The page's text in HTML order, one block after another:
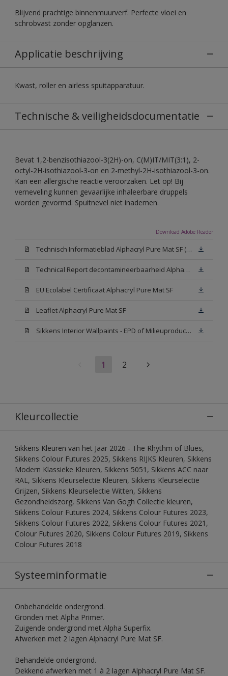
Blijvend prachtige binnenmuurverf. Perfecte vloei en
schrobvast zonder opglanzen.
Applicatie beschrijving
Kwast, roller en airless spuitapparatuur.
Technische & veiligheidsdocumentatie
Bevat 1,2-benzisothiazool-3(2H)-on, C(M)IT/MIT(3:1), 2-
octyl-2H-isothiazool-3-on en 2-methyl-2H-isothiazool-3-on.
Kan een allergische reactie veroorzaken. Let op! Bij
verneveling kunnen gevaarlijke inhaleerbare druppels
worden gevormd. Spuitnevel niet inademen.
Download Adobe Reader
Technisch Informatieblad Alphacryl Pure Mat SF (New Livery) (PDF)
Technical Report decontamineerbaarheid Alphacryl Pure Mat SF
EU Ecolabel Certificaat Alphacryl Pure Mat SF
Leaflet Alphacryl Pure Mat SF
Sikkens Interior Wallpaints - EPD of Milieuproductverklaring
1 2
Kleurcollectie
Sikkens Kleuren van het Jaar 2026 - The Rhythm of Blues,
Sikkens Colour Futures 2025, Sikkens RIJKS Kleuren, Sikkens
Modern Klassieke Kleuren, Sikkens 5051, Sikkens ACC naar
RAL, Sikkens Kleurselectie Kleuren, Sikkens Kleurselectie
Grijzen, Sikkens Kleurselectie Witten, Sikkens
Gezondheidszorg, Sikkens Van Gogh Collectie kleuren,
Sikkens Colour Futures 2024, Sikkens Colour Futures 2023,
Sikkens Colour Futures 2022, Sikkens Colour Futures 2021,
Colour Futures 2020, Sikkens Colour Futures 2019, Sikkens
Colour Futures 2018
Systeeminformatie
Onbehandelde ondergrond.
Gronden met Alpha Primer.
Zuigende ondergrond met Alpha Superfix.
Afwerken met 2 lagen Alphacryl Pure Mat SF.
Behandelde ondergrond.
Dekkend afwerken met 1 à 2 lagen Alphacryl Pure Mat SF.